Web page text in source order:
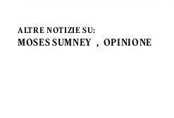
ALTRE NOTIZIE SU:
MOSES SUMNEY OPINIONE